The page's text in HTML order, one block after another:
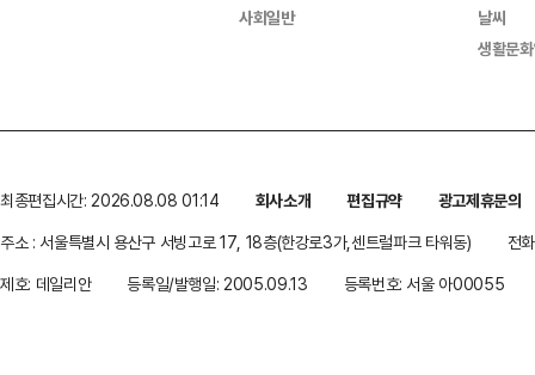
사회일반
날씨
생활문
최종편집시간: 2026.08.08 01:14 회사소개 편집규약
광고제휴문의
주소 : 서울특별시 용산구 서빙고로 17, 18층(한강로3가,센트럴파크 타워동)
전
제호: 데일리안
등록일/발행일: 2005.09.13 등록번호: 서울 아00055